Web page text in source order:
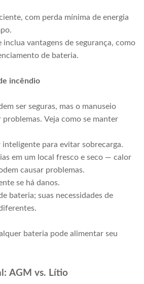
com perda mínima de energia
inclua vantagens de segurança, como
de bateria.
incêndio
ser seguras, mas o manuseio
Veja como se manter
inteligente para evitar sobrecarga.
em um local fresco e seco — calor
causar problemas.
se há danos.
bateria; suas necessidades de
bateria pode alimentar seu
AGM vs. Lítio